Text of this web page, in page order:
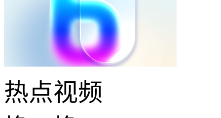
热点视频